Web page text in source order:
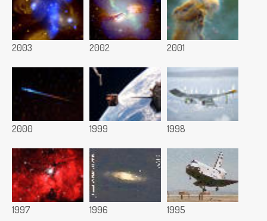
2003 2002 2001
2000 1999 1998
1997 1996 1995